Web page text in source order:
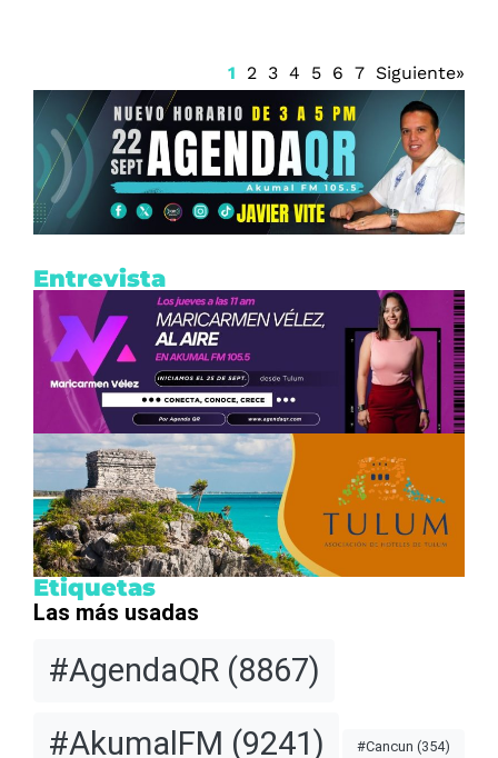
1 2 3 4 5 6 7 Siguiente»
Entrevista
Etiquetas
Las más usadas
#AgendaQR (8867)
#AkumalFM (9241) #Cancun (354)